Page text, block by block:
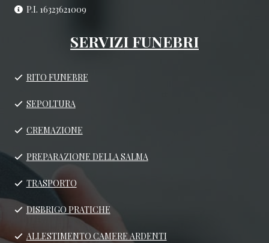
P.I. 16323621009
SERVIZI FUNEBRI
RITO FUNEBRE
SEPOLTURA
CREMAZIONE
PREPARAZIONE DELLA SALMA
TRASPORTO
DISBRIGO PRATICHE
ALLESTIMENTO CAMERE ARDENTI